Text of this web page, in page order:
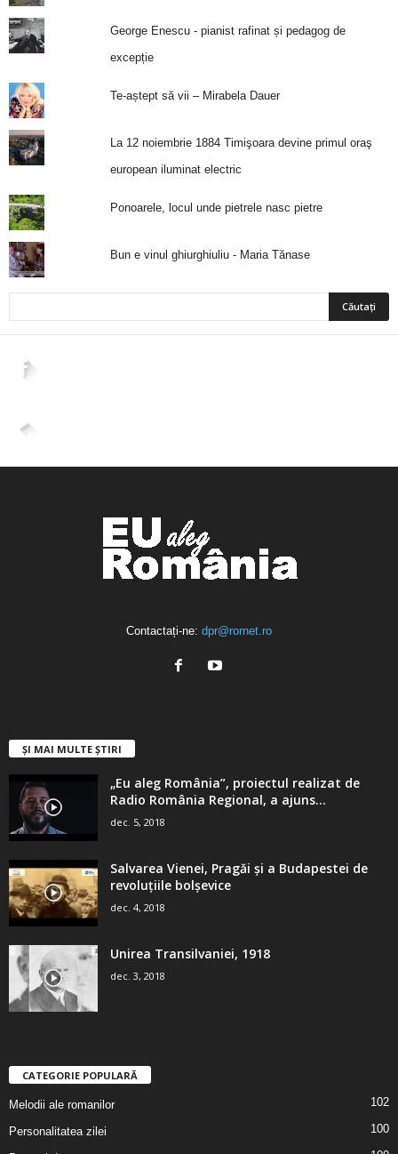
George Enescu - pianist rafinat și pedagog de
excepție
Te-aștept să vii – Mirabela Dauer
La 12 noiembrie 1884 Timişoara devine primul oraş
european iluminat electric
Ponoarele, locul unde pietrele nasc pietre
Bun e vinul ghiurghiuliu - Maria Tănase
2,265
4,400
Contactați-ne: dpr@rornet.ro
ȘI MAI MULTE ȘTIRI
„Eu aleg România”, proiectul realizat de
Radio România Regional, a ajuns...
dec. 5, 2018
Salvarea Vienei, Pragăi şi a Budapestei de
revoluţiile bolşevice
dec. 4, 2018
Unirea Transilvaniei, 1918
dec. 3, 2018
CATEGORIE POPULARĂ
Melodii ale romanilor 102
Personalitatea zilei 100